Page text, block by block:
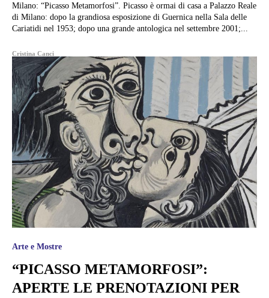
Milano: “Picasso Metamorfosi”. Picasso è ormai di casa a Palazzo Reale
di Milano: dopo la grandiosa esposizione di Guernica nella Sala delle
Cariatidi nel 1953; dopo una grande antologica nel settembre 2001;...
Cristina Canci
Arte e Mostre
“PICASSO METAMORFOSI”:
APERTE LE PRENOTAZIONI PER